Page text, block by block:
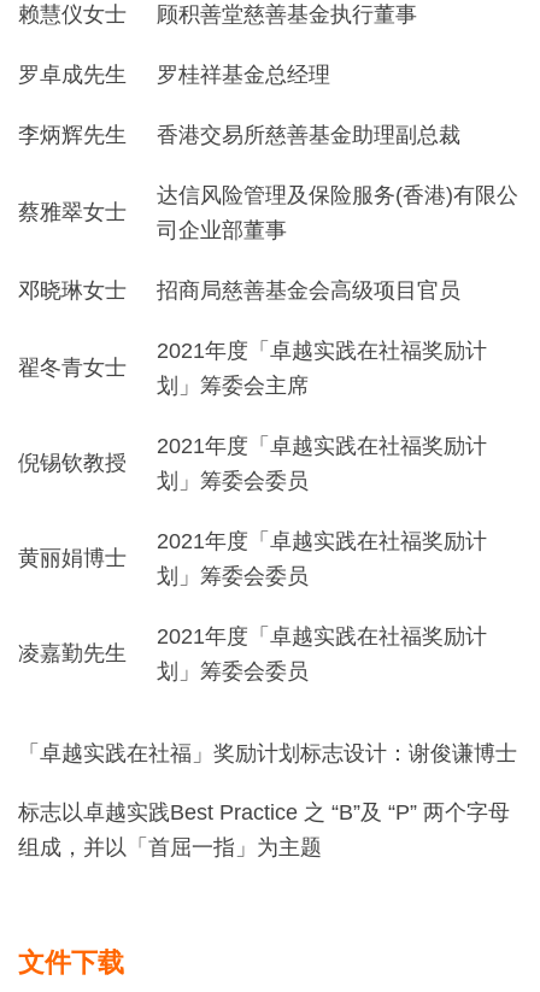
赖慧仪女士 顾积善堂慈善基金执行董事
罗卓成先生 罗桂祥基金总经理
李炳辉先生 香港交易所慈善基金助理副总裁
蔡雅翠女士
达信风险管理及保险服务(香港)有限公
司企业部董事
邓晓琳女士 招商局慈善基金会高级项目官员
翟冬青女士
2021年度「卓越实践在社福奖励计
划」筹委会主席
倪锡钦教授
2021年度「卓越实践在社福奖励计
划」筹委会委员
黄丽娟博士
2021年度「卓越实践在社福奖励计
划」筹委会委员
凌嘉勤先生
2021年度「卓越实践在社福奖励计
划」筹委会委员
「卓越实践在社福」奖励计划标志设计：谢俊谦博士
标志以卓越实践Best Practice 之 “B”及 “P” 两个字母
组成，并以「首屈一指」为主题
文件下载